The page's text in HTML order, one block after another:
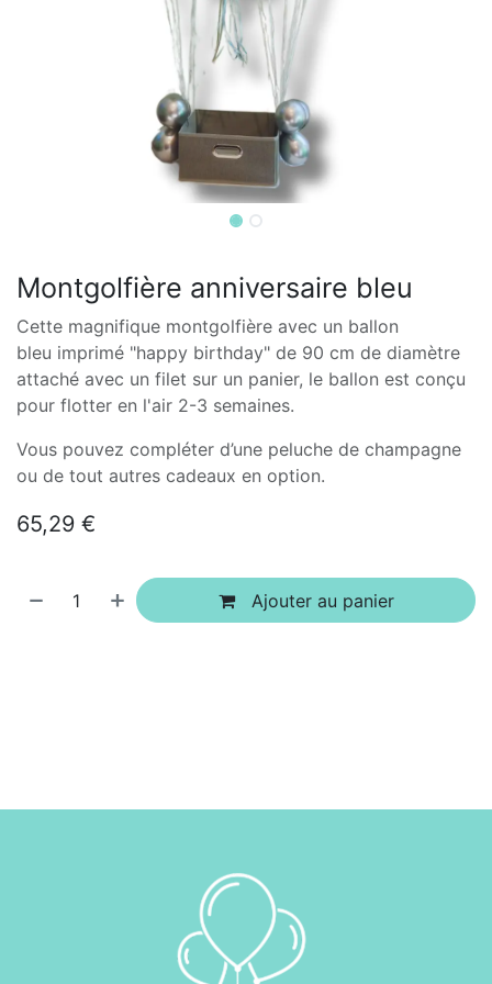
Montgolfière anniversaire bleu
Cette magnifique montgolfière avec un ballon
bleu imprimé "happy birthday" de 90 cm de diamètre
attaché avec un filet sur un panier, le ballon est conçu
pour flotter en l'air 2-3 semaines.
Vous pouvez compléter d’une peluche de champagne
ou de tout autres cadeaux en option.
65,29 €
Ajouter au panier